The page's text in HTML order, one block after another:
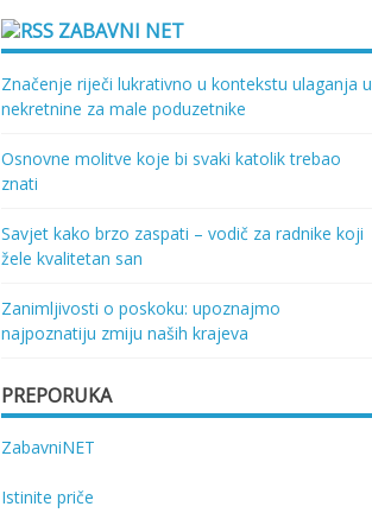
ZABAVNI NET
Značenje riječi lukrativno u kontekstu ulaganja u
nekretnine za male poduzetnike
Osnovne molitve koje bi svaki katolik trebao
znati
Savjet kako brzo zaspati – vodič za radnike koji
žele kvalitetan san
Zanimljivosti o poskoku: upoznajmo
najpoznatiju zmiju naših krajeva
PREPORUKA
ZabavniNET
Istinite priče